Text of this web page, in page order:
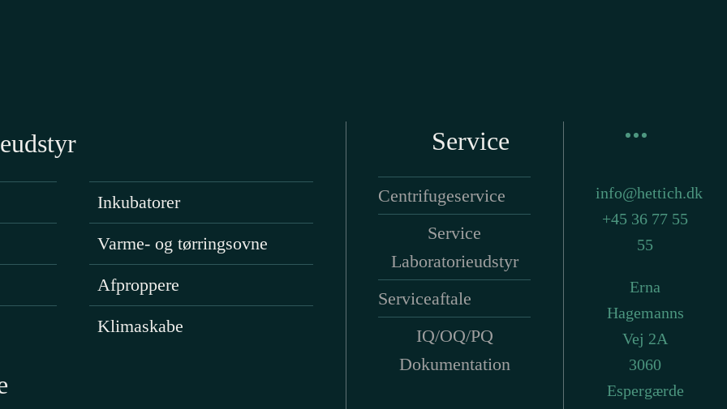
Inkubatorer
Varme- og tørringsovne
Afproppere
Klimaskabe
Service
Centrifugeservice
Service
Laboratorieudstyr
Serviceaftale
IQ/OQ/PQ
Dokumentation
info@hettich.dk
+45 36 77 55
55
Erna
Hagemanns
Vej 2A
3060
Espergærde